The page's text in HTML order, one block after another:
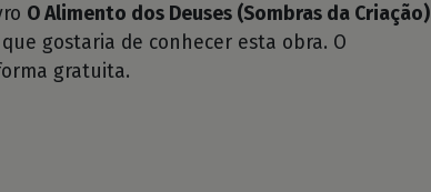
O Alimento dos Deuses (Sombras da Criação)
gostaria de conhecer esta obra. O
gratuita.